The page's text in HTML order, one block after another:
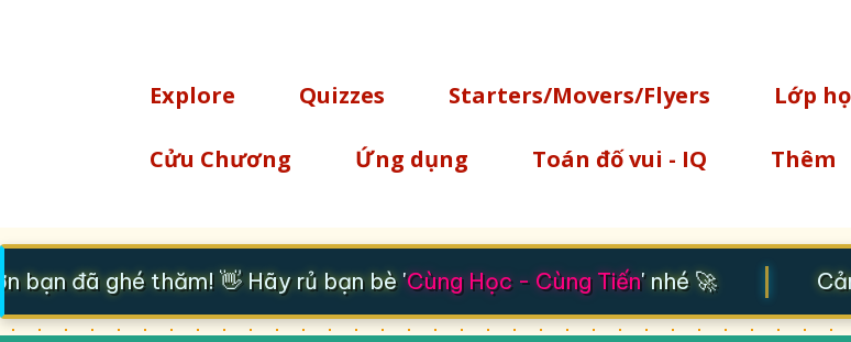
Explore
Quizzes Starters/Movers/Flyers Lớp
Cửu Chương Ứng dụng Toán đố vui - IQ Thêm
bạn đã ghé thăm! 👋 Hãy rủ bạn bè 'Cùng Học - Cùng Tiến' nhé 🚀